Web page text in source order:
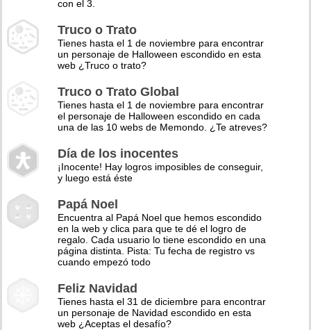
con el 3.
Truco o Trato
Tienes hasta el 1 de noviembre para encontrar
un personaje de Halloween escondido en esta
web ¿Truco o trato?
Truco o Trato Global
Tienes hasta el 1 de noviembre para encontrar
el personaje de Halloween escondido en cada
una de las 10 webs de Memondo. ¿Te atreves?
Día de los inocentes
¡Inocente! Hay logros imposibles de conseguir,
y luego está éste
Papá Noel
Encuentra al Papá Noel que hemos escondido
en la web y clica para que te dé el logro de
regalo. Cada usuario lo tiene escondido en una
página distinta. Pista: Tu fecha de registro vs
cuando empezó todo
Feliz Navidad
Tienes hasta el 31 de diciembre para encontrar
un personaje de Navidad escondido en esta
web ¿Aceptas el desafío?